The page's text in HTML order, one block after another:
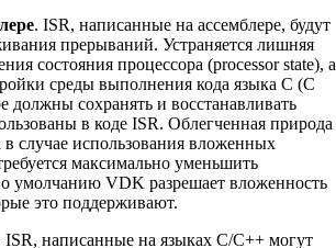
. ISR, написанные на ассемблере, будут
прерываний. Устраняется лишняя
состояния процессора (processor state), а
среды выполнения кода языка C (C
должны сохранять и восстанавливать
в коде ISR. Облегченная природа
случае использования вложенных
максимально уменьшить
умолчанию VDK разрешает вложенность
это поддерживают.
ISR, написанные на языках C/C++ могут